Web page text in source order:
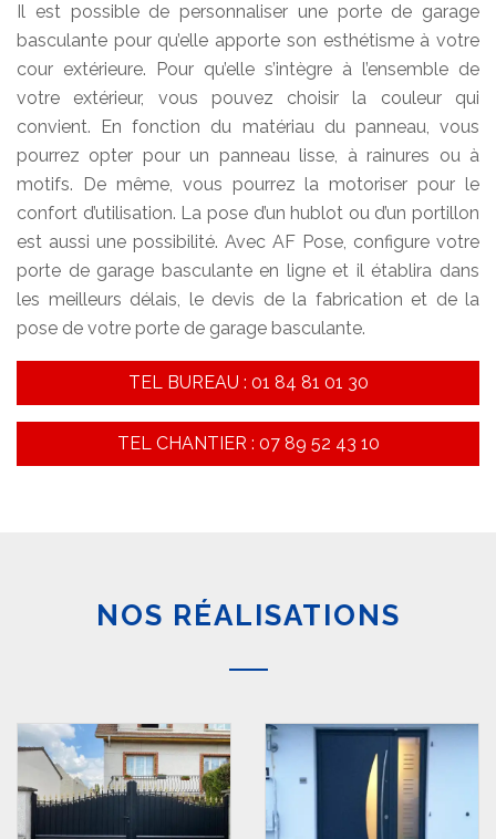
Il est possible de personnaliser une porte de garage
basculante pour qu’elle apporte son esthétisme à votre
cour extérieure. Pour qu’elle s’intègre à l’ensemble de
votre extérieur, vous pouvez choisir la couleur qui
convient. En fonction du matériau du panneau, vous
pourrez opter pour un panneau lisse, à rainures ou à
motifs. De même, vous pourrez la motoriser pour le
confort d’utilisation. La pose d’un hublot ou d’un portillon
est aussi une possibilité. Avec AF Pose, configure votre
porte de garage basculante en ligne et il établira dans
les meilleurs délais, le devis de la fabrication et de la
pose de votre porte de garage basculante.
TEL BUREAU : 01 84 81 01 30
TEL CHANTIER : 07 89 52 43 10
NOS RÉALISATIONS